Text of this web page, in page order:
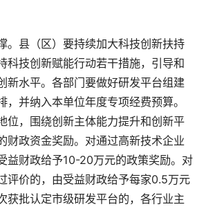
。县（区）要持续加大科技创新扶持
科技创新赋能行动若干措施，引导和
新水平。各部门要做好研发平台组建
，并纳入本单位年度专项经费预算。
位，围绕创新主体能力提升和创新平
财政资金奖励。对通过高新技术企业
益财政给予10-20万元的政策奖励。对
评价的，由受益财政给予每家0.5万元
获批认定市级研发平台的，各行业主